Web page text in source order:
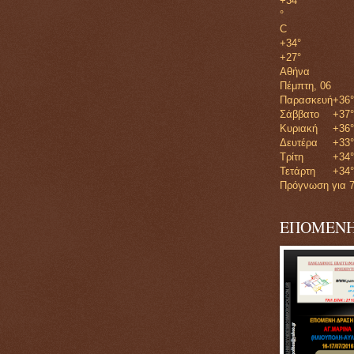
°
C
+34°
+27°
Αθήνα
Πέμπτη, 06
Παρασκευή+36°
Σάββατο
+37°
Κυριακή
+36°
Δευτέρα
+33°
Τρίτη
+34°
Τετάρτη
+34°
Πρόγνωση για